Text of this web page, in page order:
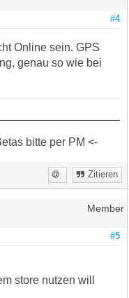
#4
Online sein. GPS
genau so wie bei
bitte per PM <-
Zitieren
Member
#5
store nutzen will